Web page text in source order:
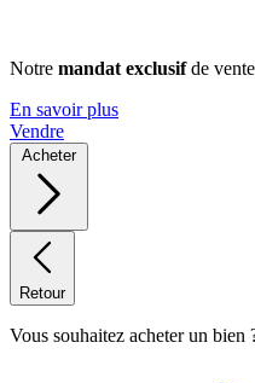
Notre mandat exclusifde
En savoir plus
Vendre
Acheter
Retour
Vous souhaitez acheter un bien